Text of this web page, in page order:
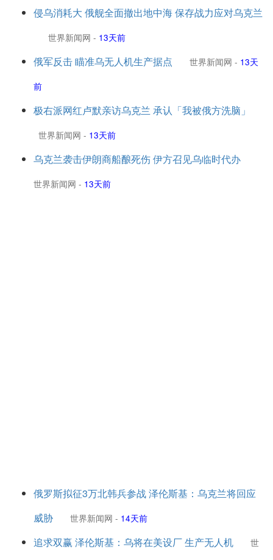
侵乌消耗大 俄舰全面撤出地中海 保存战力应对乌克兰
世界新闻网 - 13天前
俄军反击 瞄准乌无人机生产据点 世界新闻网 - 13天
前
极右派网红卢默亲访乌克兰 承认「我被俄方洗脑」
世界新闻网 - 13天前
乌克兰袭击伊朗商船酿死伤 伊方召见乌临时代办
世界新闻网 - 13天前
俄罗斯拟征3万北韩兵参战 泽伦斯基：乌克兰将回应
威胁
世界新闻网 - 14天前
追求双赢 泽伦斯基：乌将在美设厂 生产无人机
世